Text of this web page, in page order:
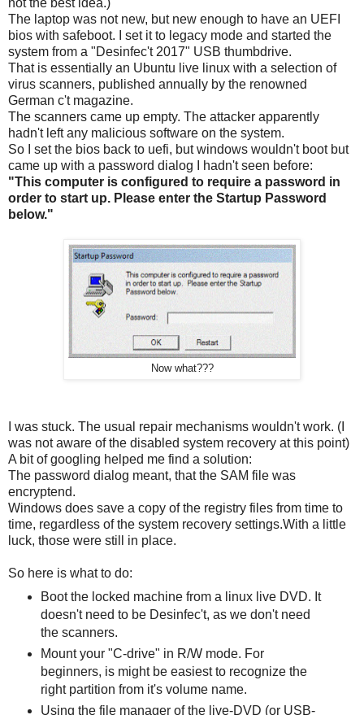
The laptop was not new, but new enough to have an UEFI
bios with safeboot. I set it to legacy mode and started the
system from a "Desinfec't 2017" USB thumbdrive.
That is essentially an Ubuntu live linux with a selection of
virus scanners, published annually by the renowned
German c't magazine.
The scanners came up empty. The attacker apparently
hadn't left any malicious software on the system.
So I set the bios back to uefi, but windows wouldn't boot but
came up with a password dialog I hadn't seen before:
"This computer is configured to require a password in
order to start up. Please enter the Startup Password
below."
Now what???
I was stuck. The usual repair mechanisms wouldn't work. (I
was not aware of the disabled system recovery at this point)
A bit of googling helped me find a solution:
The password dialog meant, that the SAM file was
encryptend.
Windows does save a copy of the registry files from time to
time, regardless of the system recovery settings.With a little
luck, those were still in place.
So here is what to do:
Boot the locked machine from a linux live DVD. It
doesn't need to be Desinfec't, as we don't need
the scanners.
Mount your "C-drive" in R/W mode. For
beginners, is might be easiest to recognize the
right partition from it's volume name.
Using the file manager of the live-DVD (or USB-